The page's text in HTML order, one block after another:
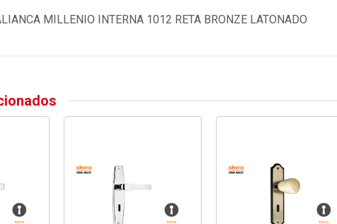
MILLENIO INTERNA 1012 RETA BRONZE LATONADO